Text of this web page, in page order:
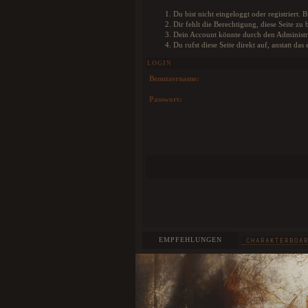
könnt, damit jeder weiß wo euer
befindet. Als besonderes Add-on könnt
Profil sogar eine Farbe für euren Pin
wurde extra ein Colorpicker im Nutzerprofil
Du bist nicht eingeloggt oder registriert.
Dir fehlt die Berechtigung, diese Seite zu
Dein Account könnte durch den
Du rufst diese Seite direkt auf, anstatt
LOGIN
Benutzername:
Passwort:
EMPFEHLUNGEN